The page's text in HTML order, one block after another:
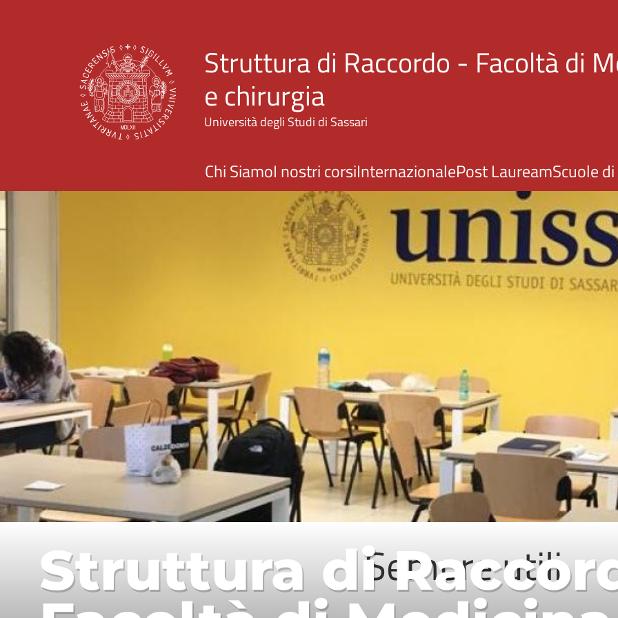
Struttura di Raccordo - Facoltà di
e chirurgia
Università degli Studi di Sassari
Chi SiamoI nostri corsiInternazionalePost LaureamScuole
Home page UNISS
Struttura diSempre utili